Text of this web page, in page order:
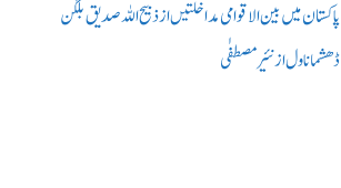
پاکستان میں بین الاقوامی مداخلتیں از ذبیح اللہ صدیق بلگن
ڈھشما ناول از نئیر مصطفٰی